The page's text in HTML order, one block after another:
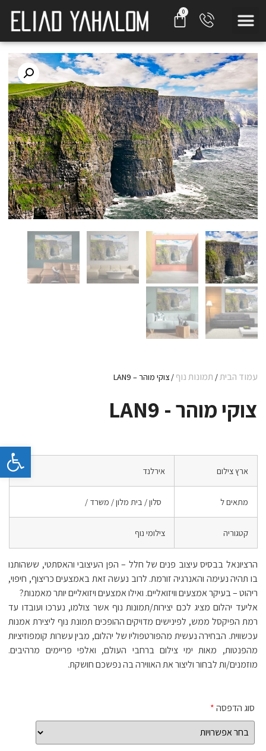
עמוד הבית/ תמונות נוף / צוקי מוהר – LAN9
צוקי מוהר - LAN9
ארץ צילום אירלנד
מתאים ל סלון / בית מלון / משרד /
קטגוריה צילומי נוף
הרציונאל בבסיס עיצוב פנים של חלל – הפן העיצובי והאסתטי, ששהותנו
בו תהיה נעימה והאנרגיה זורמת. לרוב נעשה זאת באמצעים כריצוף, חיפוי,
ריהוט – בעיקר אמצעים וויזואליים. ואילו אמצעים ויזואליים יותר מאמנות?
אליעד יהלום מציג לכם יצירות/תמונות נוף אשר צולמו, נערכו ועובדו עד
רמת הפיקסל ממש, לפינישים מדויקים ההופכים תמונת נוף ליצירת אמנות
עכשווית. הבחירה נעשית מהפורטפוליו של יהלום, מבין עשרות קומפוזיציות
מהפנטות, מאות ימי צילום ברחבי העולם, ואלפי פריימים מרהיבים.
מוזמנים/ות לבחור וליצור את האווירה בה נפשכם חושקת.
סוג הדפסה*